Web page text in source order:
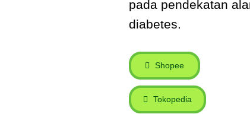
pada pendekatan
diabetes.
Shopee
Tokopedia